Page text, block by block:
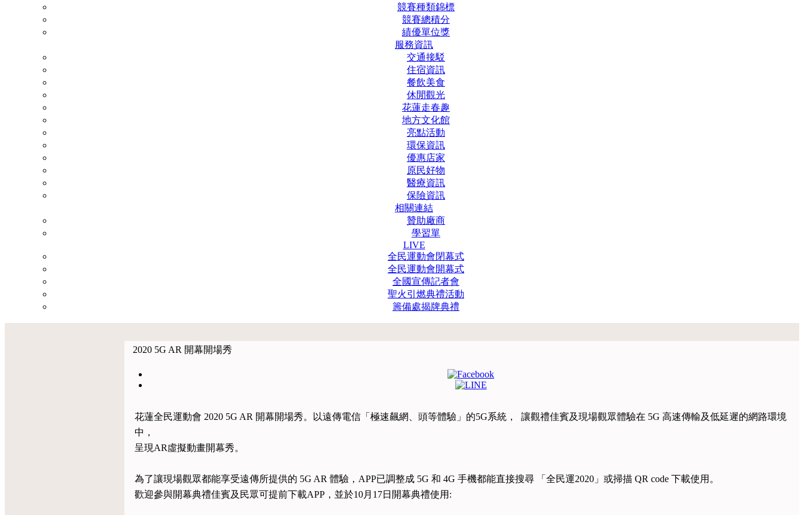
競賽種類錦標
競賽總積分
績優單位獎
服務資訊
交通接駁
住宿資訊
餐飲美食
休閒觀光
花蓮走春趣
地方文化館
亮點活動
環保資訊
優惠店家
原民好物
醫療資訊
保險資訊
相關連結
贊助廠商
學習單
LIVE
全民運動會閉幕式
全民運動會開幕式
全國宣傳記者會
聖火引燃典禮活動
籌備處揭牌典禮
2020 5G AR 開幕開場秀
花蓮全民運動會 2020 5G AR 開幕開場秀。以遠傳電信「極速飆網、頭等體驗」的5G系統， 讓觀禮佳賓及現場觀眾體驗在 5G 高速傳輸及低延遲的網路環境
中，
呈現AR虛擬動畫開幕秀。
為了讓現場觀眾都能享受遠傳所提供的 5G AR 體驗，APP已調整成 5G 和 4G 手機都能直接搜尋 「全民運2020」或掃描 QR code 下載使用。
歡迎參與開幕典禮佳賓及民眾可提前下載APP，並於10月17日開幕典禮使用: